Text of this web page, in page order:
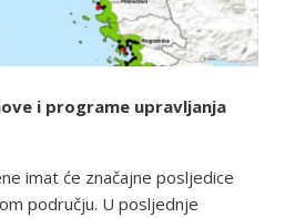
i programe upravljanja
imat će značajne posljedice
području. U posljednje